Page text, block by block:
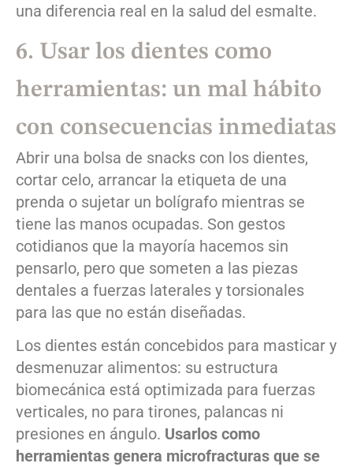
una diferencia real en la salud del esmalte.
6. Usar los dientes como
herramientas: un mal hábito
con consecuencias inmediatas
Abrir una bolsa de snacks con los dientes,
cortar celo, arrancar la etiqueta de una
prenda o sujetar un bolígrafo mientras se
tiene las manos ocupadas. Son gestos
cotidianos que la mayoría hacemos sin
pensarlo, pero que someten a las piezas
dentales a fuerzas laterales y torsionales
para las que no están diseñadas.
Los dientes están concebidos para masticar y
desmenuzar alimentos: su estructura
biomecánica está optimizada para fuerzas
verticales, no para tirones, palancas ni
presiones en ángulo. Usarlos como
herramientas genera microfracturas que se